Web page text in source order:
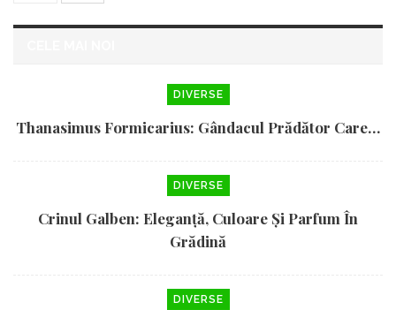
DIVERSE
Thanasimus Formicarius: Gândacul Prădător Care…
DIVERSE
Crinul Galben: Eleganță, Culoare Și Parfum În
Grădină
DIVERSE